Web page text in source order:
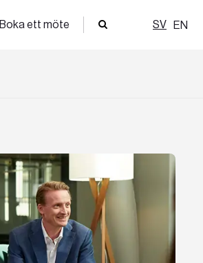
Boka ett möte SV EN